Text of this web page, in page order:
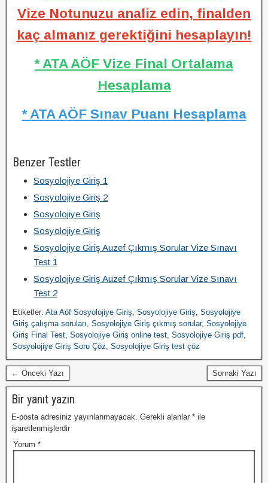
Vize Notunuzu analiz edin, finalden
kaç almanız gerektiğini hesaplayın!
* ATA AÖF Vize Final Ortalama
Hesaplama
* ATA AÖF Sınav Puanı Hesaplama
Benzer Testler
Sosyolojiye Giriş 1
Sosyolojiye Giriş 2
Sosyolojiye Giriş
Sosyolojiye Giriş
Sosyolojiye Giriş Auzef Çıkmış Sorular Vize Sınavı
Test 1
Sosyolojiye Giriş Auzef Çıkmış Sorular Vize Sınavı
Test 2
Etiketler: Ata Aöf Sosyolojiye Giriş, Sosyolojiye Giriş, Sosyolojiye
Giriş çalışma soruları, Sosyolojiye Giriş çıkmış sorular, Sosyolojiye
Giriş Final Test, Sosyolojiye Giriş online test, Sosyolojiye Giriş pdf,
Sosyolojiye Giriş Soru Çöz, Sosyolojiye Giriş test çöz
← Önceki Yazı Sonraki Yazı
Bir yanıt yazın
E-posta adresiniz yayınlanmayacak. Gerekli alanlar * ile
işaretlenmişlerdir
Yorum *